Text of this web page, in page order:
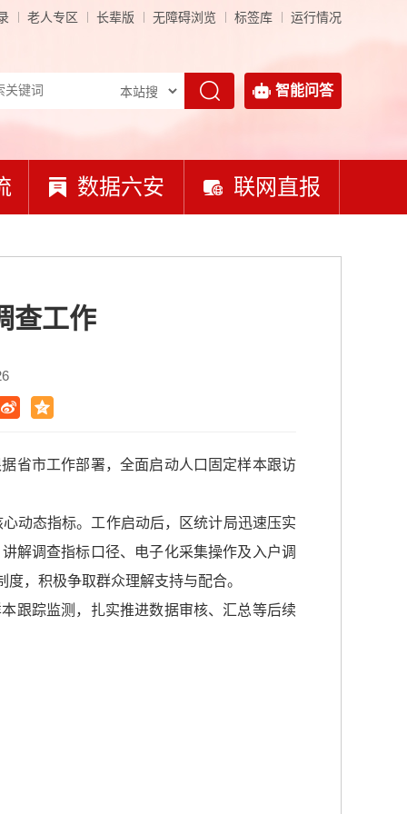
老人专区 长辈版 无障碍浏览 标签库 运行情况
智能问答
数据六安 联网直报
查工作
省市工作部署，全面启动人口固定样本跟访
动态指标。工作启动后，区统计局迅速压实
解调查指标口径、电子化采集操作及入户调
，积极争取群众理解支持与配合。
跟踪监测，扎实推进数据审核、汇总等后续